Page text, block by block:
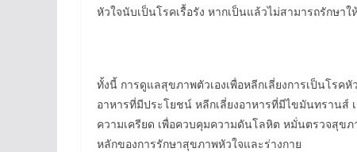
หัวใจนับเป็นโรคเรื้อรัง หากเป็นแล้วไม่สามารถรักษา
ทั้งนี้ การดูแลสุขภาพตัวเองเพื่อหลีกเลี่ยงการเป็นโร
อาหารที่มีประโยชน์ หลีกเลี่ยงอาหารที่มีไขมันทรานส์
ความเครียด เพื่อควบคุมความดันโลหิต หมั่นตรวจสุขภ
หลักของการรักษาสุขภาพหัวใจและร่างกาย